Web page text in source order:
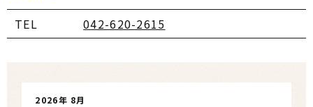
TEL 042-620-2615
2026年 8月